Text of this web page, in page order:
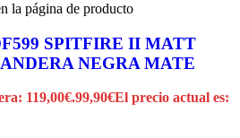
la página de producto
SPITFIRE II MATT
NEGRA MATE
119,00€.99,90€El precio actual es: